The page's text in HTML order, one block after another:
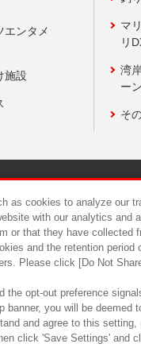
エンタメ
施設
マ
リ
湾
ー
そ
食品のご
as cookies to analyze our
with our analytics and
or that they have
and the retention
Please click [Do Not
the opt-out preference
banner, you will be
and agree to this
click 'Save Settings' and